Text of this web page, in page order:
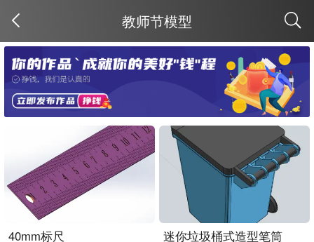
教师节模型
40mm标尺 迷你垃圾桶式造型笔筒
取消